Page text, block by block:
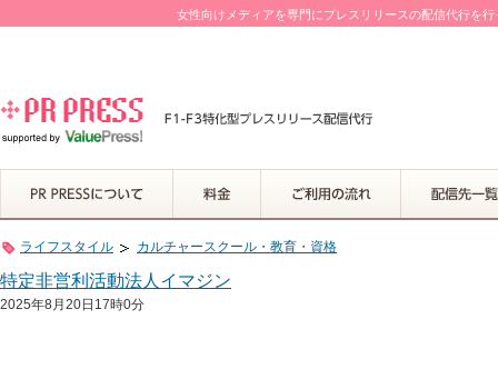
女性向けメディアを専門にプレスリリースの配信代行を
ライフスタイル カルチャースクール・教育・資格
特定非営利活動法人イマジン
2025年8月20日17時0分